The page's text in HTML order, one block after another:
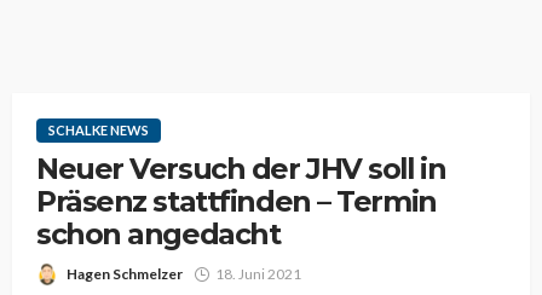
SCHALKE NEWS
Neuer Versuch der JHV soll in
Präsenz stattfinden – Termin
schon angedacht
Hagen Schmelzer 18. Juni 2021